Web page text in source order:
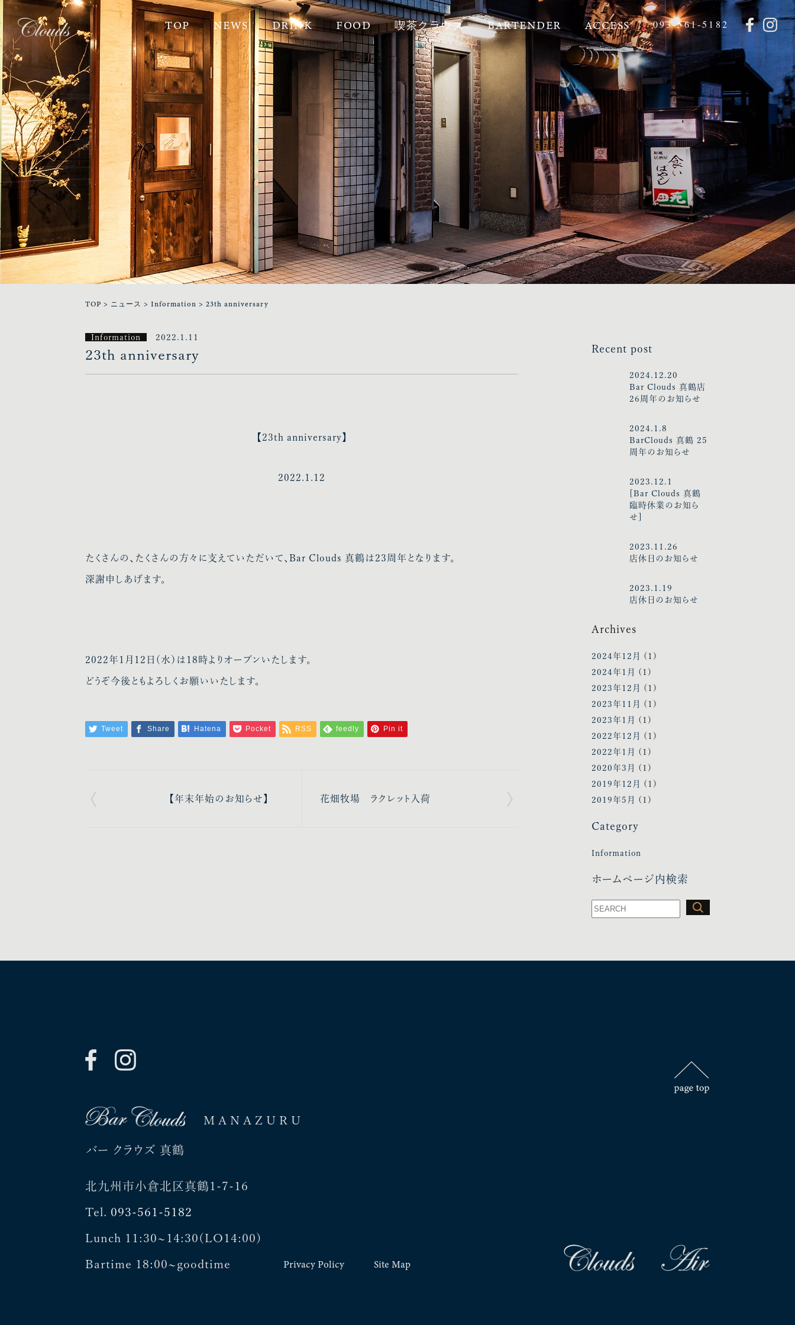
TOP NEWS DRINK FOOD 喫茶クラウズ BARTENDER ACCESS 093-561-5182
TOP > ニュース > Information > 23th anniversary
Information 2022.1.11
23th anniversary
【23th anniversary】
2022.1.12
たくさんの、たくさんの方々に支えていただいて、Bar Clouds 真鶴は23周年となります。
深謝申しあげます。
2022年1月12日（水）は18時よりオープンいたします。
どうぞ今後ともよろしくお願いいたします。
Tweet Share Hatena Pocket RSS feedly Pin it
【年末年始のお知らせ】 花畑牧場 ラクレット入荷
Recent post
2024.12.20
Bar Clouds 真鶴店
26周年のお知らせ
2024.1.8
BarClouds 真鶴 25
周年のお知らせ
2023.12.1
[Bar Clouds 真鶴
臨時休業のお知ら
せ]
2023.11.26
店休日のお知らせ
2023.1.19
店休日のお知らせ
Archives
2024年12月
(1)
2024年1月
(1)
2023年12月
(1)
2023年11月
(1)
2023年1月
(1)
2022年12月
(1)
2022年1月
(1)
2020年3月
(1)
2019年12月
(1)
2019年5月
(1)
Category
Information
ホームページ内検索
MANAZURU
バー クラウズ 真鶴
北九州市小倉北区真鶴1-7-16
Tel. 093-561-5182
Lunch 11:30~14:30(LO14:00)
Bartime 18:00~goodtime Privacy Policy Site Map